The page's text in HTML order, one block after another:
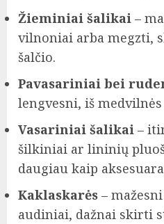
Žieminiai šalikai –
vilnoniai arba megzti,
šalčio.
Pavasariniai bei
lengvesni, iš
Vasariniai šalikai –
šilkiniai ar lininių
daugiau kaip
Kaklaskarės –
audiniai, dažnai skirti